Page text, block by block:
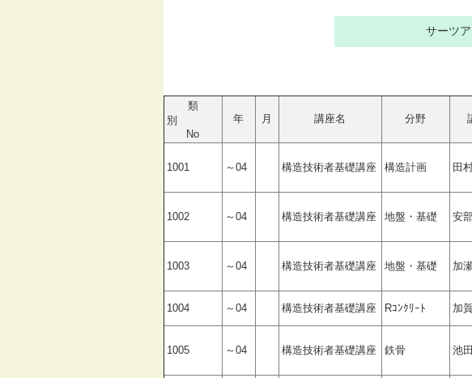
サーツ
類
別
No
年 月 講座名 分野
1001 ～04 構造技術者基礎講座 構造計画 田
1002 ～04 構造技術者基礎講座 地盤・基礎 安
1003 ～04 構造技術者基礎講座 地盤・基礎 加
1004 ～04 構造技術者基礎講座 Rｺﾝｸﾘｰﾄ 加
1005 ～04 構造技術者基礎講座 鉄骨 池